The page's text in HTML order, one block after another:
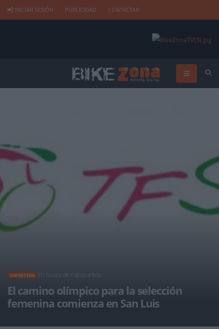
INICIAR SESIÓN PUBLICIDAD CONTACTAR
CARRETERA En busca de más puntos
El camino olímpico para la selección
femenina comienza en San Luis